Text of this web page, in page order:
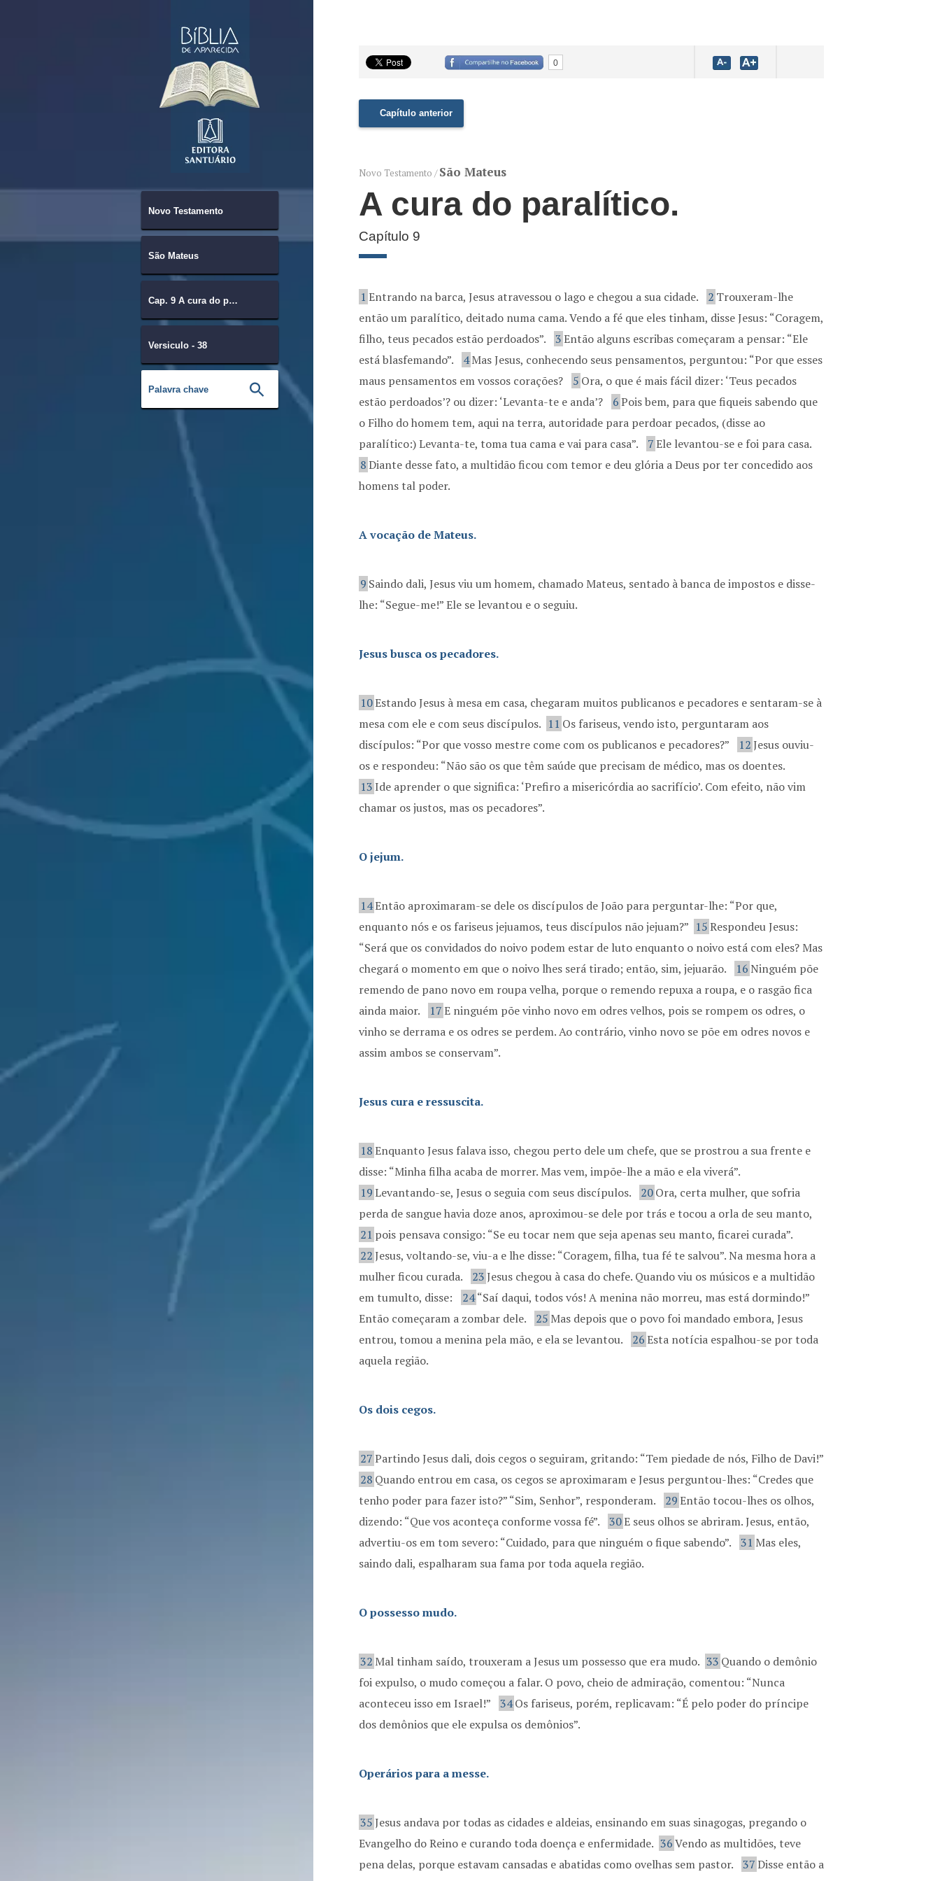
Novo Testamento
São Mateus
Cap. 9 A cura do paralítico.
Versiculo - 38
0
Capítulo anterior
Novo Testamento /São Mateus
A cura do paralítico.
Capítulo 9
1 Entrando na barca, Jesus atravessou o lago e chegou a sua cidade. 2 Trouxeram-lhe
então um paralítico, deitado numa cama. Vendo a fé que eles tinham, disse Jesus: “Coragem,
filho, teus pecados estão perdoados”.
3Então alguns escribas começaram a pensar: “Ele
está blasfemando”.
4Mas Jesus, conhecendo seus pensamentos, perguntou: “Por que esses
maus pensamentos em vossos corações?
5 Ora, o que é mais fácil dizer: ‘Teus pecados
estão perdoados’? ou dizer: ‘Levanta-te e anda’?
6Pois bem, para que fiqueis sabendo que
o Filho do homem tem, aqui na terra, autoridade para perdoar pecados, (disse ao
paralítico:) Levanta-te, toma tua cama e vai para casa”.
7Ele levantou-se e foi para casa.
8Diante desse fato, a multidão ficou com temor e deu glória a Deus por ter concedido aos
homens tal poder.
A vocação de Mateus.
9 Saindo dali, Jesus viu um homem, chamado Mateus, sentado à banca de impostos e disse-
lhe: “Segue-me!” Ele se levantou e o seguiu.
Jesus busca os pecadores.
10Estando Jesus à mesa em casa, chegaram muitos publicanos e pecadores e sentaram-se à
mesa com ele e com seus discípulos. 11 Os fariseus, vendo isto, perguntaram aos
discípulos: “Por que vosso mestre come com os publicanos e pecadores?”
12Jesus ouviu-
os e respondeu: “Não são os que têm saúde que precisam de médico, mas os doentes.
13Ide aprender o que significa: ‘Prefiro a misericórdia ao sacrifício’. Com efeito, não vim
chamar os justos, mas os pecadores”.
O jejum.
14Então aproximaram-se dele os discípulos de João para perguntar-lhe: “Por que,
enquanto nós e os fariseus jejuamos, teus discípulos não jejuam?” 15Respondeu Jesus:
“Será que os convidados do noivo podem estar de luto enquanto o noivo está com eles? Mas
chegará o momento em que o noivo lhes será tirado; então, sim, jejuarão.
16Ninguém põe
remendo de pano novo em roupa velha, porque o remendo repuxa a roupa, e o rasgão fica
ainda maior.
17E ninguém põe vinho novo em odres velhos, pois se rompem os odres, o
vinho se derrama e os odres se perdem. Ao contrário, vinho novo se põe em odres novos e
assim ambos se conservam”.
Jesus cura e ressuscita.
18Enquanto Jesus falava isso, chegou perto dele um chefe, que se prostrou a sua frente e
disse: “Minha filha acaba de morrer. Mas vem, impõe-lhe a mão e ela viverá”.
19Levantando-se, Jesus o seguia com seus discípulos. 20Ora, certa mulher, que sofria
perda de sangue havia doze anos, aproximou-se dele por trás e tocou a orla de seu manto,
21 pois pensava consigo: “Se eu tocar nem que seja apenas seu manto, ficarei curada”.
22Jesus, voltando-se, viu-a e lhe disse: “Coragem, filha, tua fé te salvou”. Na mesma hora a
mulher ficou curada.
23Jesus chegou à casa do chefe. Quando viu os músicos e a multidão
em tumulto, disse:
24“Saí daqui, todos vós! A menina não morreu, mas está dormindo!”
Então começaram a zombar dele.
25 Mas depois que o povo foi mandado embora, Jesus
entrou, tomou a menina pela mão, e ela se levantou.
26Esta notícia espalhou-se por toda
aquela região.
Os dois cegos.
27Partindo Jesus dali, dois cegos o seguiram, gritando: “Tem piedade de nós, Filho de Davi!”
28 Quando entrou em casa, os cegos se aproximaram e Jesus perguntou-lhes: “Credes que
tenho poder para fazer isto?” “Sim, Senhor”, responderam.
29Então tocou-lhes os olhos,
dizendo: “Que vos aconteça conforme vossa fé”.
30E seus olhos se abriram. Jesus, então,
advertiu-os em tom severo: “Cuidado, para que ninguém o fique sabendo”.
31 Mas eles,
saindo dali, espalharam sua fama por toda aquela região.
O possesso mudo.
32 Mal tinham saído, trouxeram a Jesus um possesso que era mudo. 33 Quando o demônio
foi expulso, o mudo começou a falar. O povo, cheio de admiração, comentou: “Nunca
aconteceu isso em Israel!”
34Os fariseus, porém, replicavam: “É pelo poder do príncipe
dos demônios que ele expulsa os demônios”.
Operários para a messe.
35Jesus andava por todas as cidades e aldeias, ensinando em suas sinagogas, pregando o
Evangelho do Reino e curando toda doença e enfermidade. 36Vendo as multidões, teve
pena delas, porque estavam cansadas e abatidas como ovelhas sem pastor.
37Disse então a